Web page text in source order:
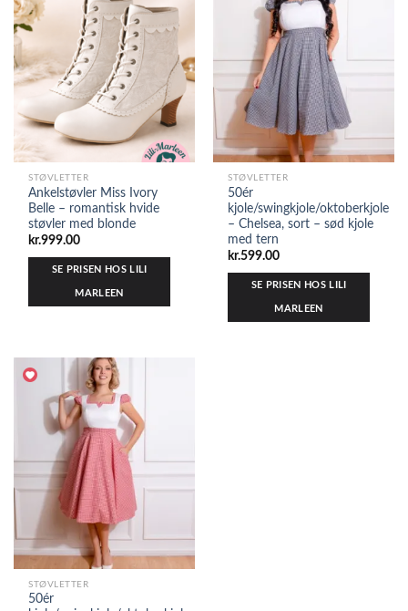
STØVLETTER
Ankelstøvler Miss Ivory
Belle – romantisk hvide
støvler med blonde
kr.999.00
SE PRISEN HOS LILI
MARLEEN
STØVLETTER
50ér
kjole/swingkjole/oktoberkjole
– Chelsea, sort – sød kjole
med tern
kr.599.00
SE PRISEN HOS LILI
MARLEEN
STØVLETTER
50ér